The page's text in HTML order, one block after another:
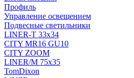
Профиль
Управление освещением
Подвесные светильники
LINER-T 33x34
CITY MR16 GU10
CITY ZOOM
LINER/M 75х35
TomDixon